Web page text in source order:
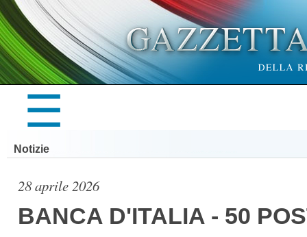
☰
×
LA
GAZZETTA
Notizie
28 aprile 2026
BANCA D'ITALIA - 50